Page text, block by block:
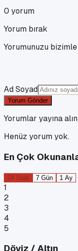
0 yorum
Yorum bırak
Yorumunuzu bizimle
Ad Soyad
Yorum Gönder
Yorumlar yayına
Henüz yorum yok.
En Çok
24 Saat 7 Gün 1 Ay
1
2
3
4
5
Döviz / Altın